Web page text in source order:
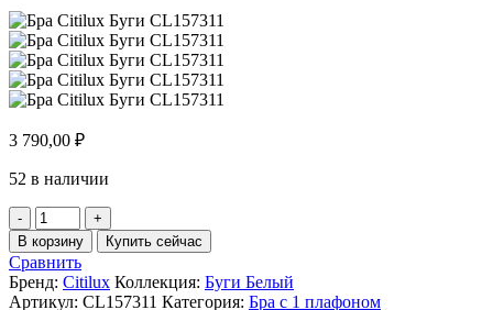
3 790,00 ₽
52 в наличии
Количество
товара
Бра
Citilux
Буги
В корзину Купить сейчас
Сравнить
Бренд: Citilux Коллекция: Буги Белый
Артикул: CL157311 Категория: Бра с 1 плафоном